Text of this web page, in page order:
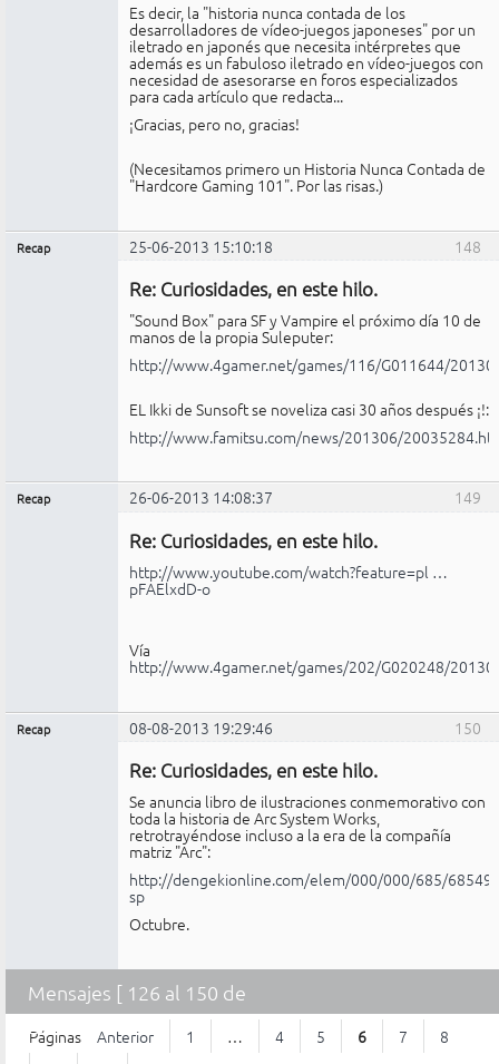
Es decir, la "historia nunca contada de los
desarrolladores de vídeo-juegos japoneses" por un
iletrado en japonés que necesita intérpretes que
además es un fabuloso iletrado en vídeo-juegos con
necesidad de asesorarse en foros especializados
para cada artículo que redacta...
¡Gracias, pero no, gracias!
(Necesitamos primero un Historia Nunca Contada de
"Hardcore Gaming 101". Por las risas.)
148
Recap 25-06-2013 15:10:18
Re: Curiosidades, en este hilo.
"Sound Box" para SF y Vampire el próximo día 10 de
manos de la propia Suleputer:
http://www.4gamer.net/games/116/G011644/
EL Ikki de Sunsoft se noveliza casi 30 años después ¡!:
http://www.famitsu.com/news/201306/
149
Recap 26-06-2013 14:08:37
Re: Curiosidades, en este hilo.
http://www.youtube.com/watch?feature=pl …
pFAElxdD-o
Vía
http://www.4gamer.net/games/202/G020248/
150
Recap 08-08-2013 19:29:46
Re: Curiosidades, en este hilo.
Se anuncia libro de ilustraciones conmemorativo con
toda la historia de Arc System Works,
retrotrayéndose incluso a la era de la compañía
matriz "Arc":
http://dengekionline.com/elem/000/000/685/
sp
Octubre.
Mensajes [ 126 al 150 de
2.203 ]
Páginas Anterior 1 … 4 5 6 7
8